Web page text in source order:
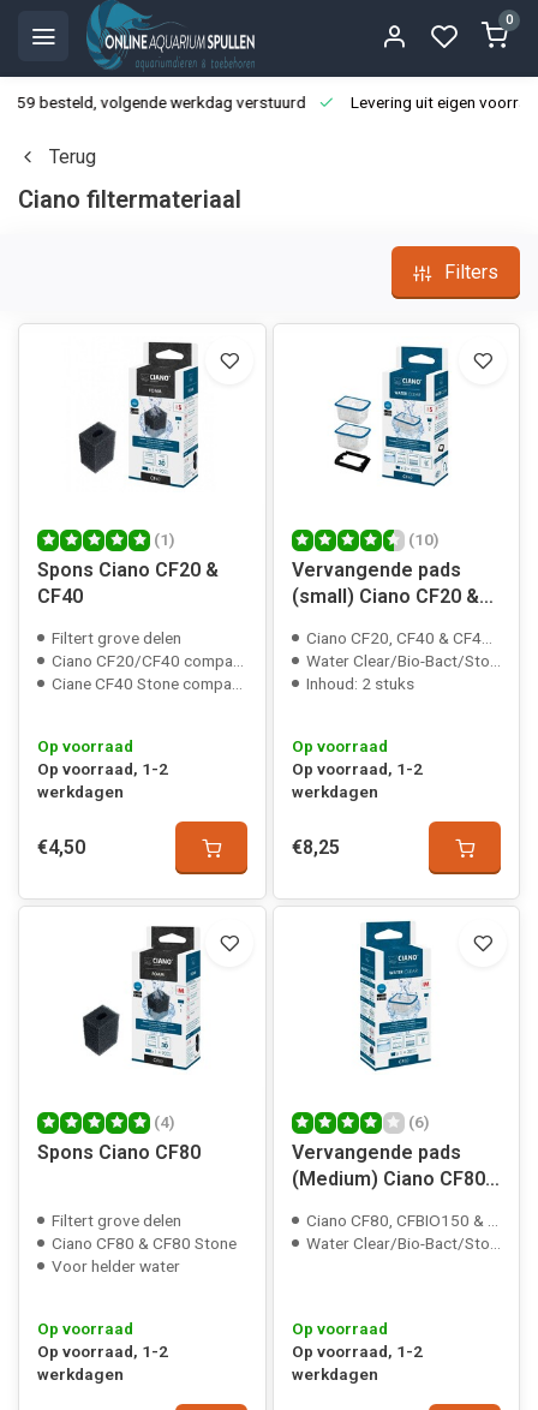
0
besteld, volgende werkdag verstuurd Levering uit eigen
Terug
Ciano filtermateriaal
Filters
(1)
Spons Ciano CF20 &
CF40
Filtert grove delen
Ciano CF20/CF40 compatible
Ciane CF40 Stone compatible
Op voorraad
Op voorraad, 1-2
werkdagen
€4,50
(10)
Vervangende pads
(small) Ciano CF20 &
Ciano CF20, CF40 & CF40 stone
Water Clear/Bio-Bact/Stop-Algae
Inhoud: 2 stuks
Op voorraad
Op voorraad, 1-2
werkdagen
€8,25
(4)
Spons Ciano CF80
Filtert grove delen
Ciano CF80 & CF80 Stone
Voor helder water
Op voorraad
Op voorraad, 1-2
werkdagen
(6)
Vervangende pads
(Medium) Ciano CF80,
Ciano CF80, CFBIO150 & CFBIO250
Water Clear/Bio-Bact/Stop-Algae
Op voorraad
Op voorraad, 1-2
werkdagen